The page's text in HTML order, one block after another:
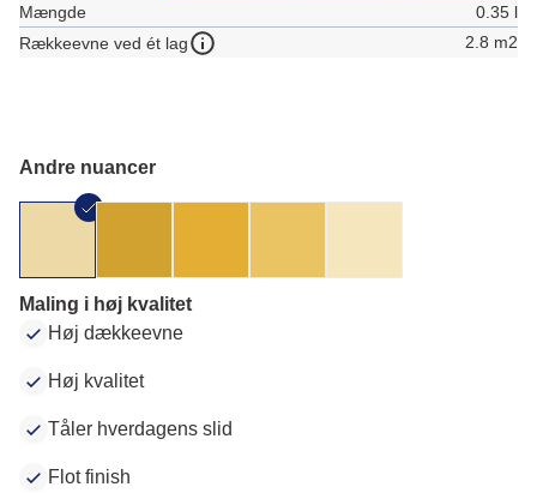
Mængde
0.35 l
Rækkeevne ved ét lag
2.8 m2
Andre nuancer
Maling i høj kvalitet
Høj dækkeevne
Høj kvalitet
Tåler hverdagens slid
Flot finish